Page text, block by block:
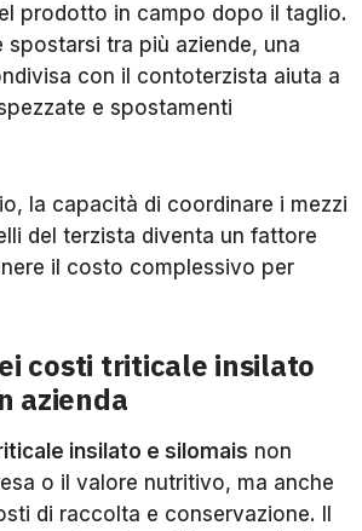
prodotto in campo dopo il taglio.
spostarsi tra più aziende, una
con il contoterzista aiuta a
e spostamenti
la capacità di coordinare i mezzi
del terzista diventa un fattore
il costo complessivo per
costi triticale insilato
azienda
insilato e silomais non
o il valore nutritivo, ma anche
di raccolta e conservazione. Il